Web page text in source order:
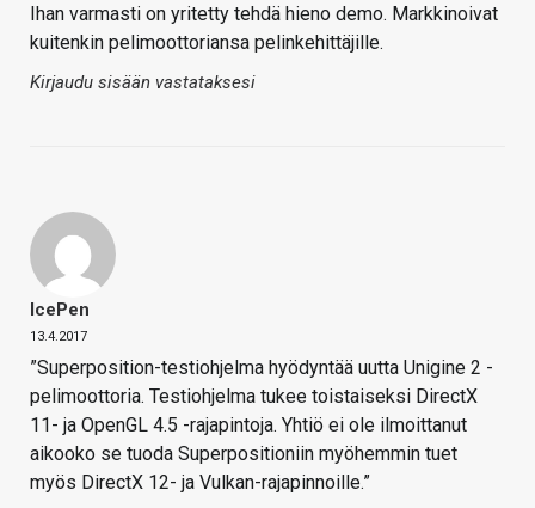
Ihan varmasti on yritetty tehdä hieno demo. Markkinoivat
kuitenkin pelimoottoriansa pelinkehittäjille.
Kirjaudu sisään vastataksesi
IcePen
13.4.2017
”Superposition-testiohjelma hyödyntää uutta Unigine 2 -
pelimoottoria. Testiohjelma tukee toistaiseksi DirectX
11- ja OpenGL 4.5 -rajapintoja. Yhtiö ei ole ilmoittanut
aikooko se tuoda Superpositioniin myöhemmin tuet
myös DirectX 12- ja Vulkan-rajapinnoille.”